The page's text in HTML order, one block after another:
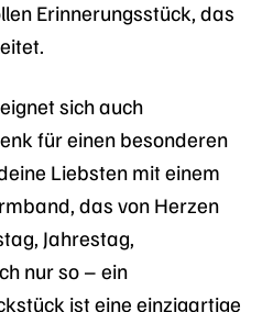
Erinnerungsstück, das
sich auch
für einen besonderen
Liebsten mit einem
das von Herzen
Jahrestag,
nur so – ein
ist eine einzigartige